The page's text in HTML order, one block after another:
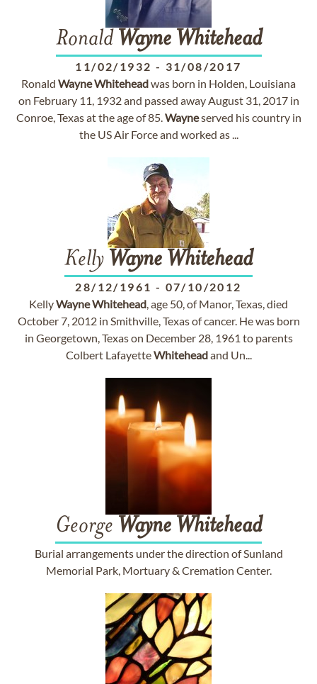
Ronald Wayne Whitehead
11/02/1932 - 31/08/2017
Ronald WayneWhiteheadwas born in Holden, Louisiana
on February 11, 1932 and passed away August 31, 2017 in
Conroe, Texas at the age of 85.Wayneserved his country in
the US Air Force and worked as ...
Kelly Wayne Whitehead
28/12/1961 - 07/10/2012
KellyWayneWhitehead, age 50, of Manor, Texas, died
October 7, 2012 in Smithville, Texas of cancer. He was born
in Georgetown, Texas on December 28, 1961 to parents
Colbert LafayetteWhiteheadand Un...
George Wayne Whitehead
Burial arrangements under the direction of Sunland
Memorial Park, Mortuary & Cremation Center.